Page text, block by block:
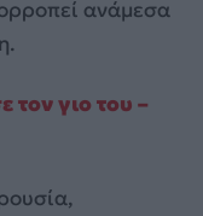
ανάμεσα
γιο του –